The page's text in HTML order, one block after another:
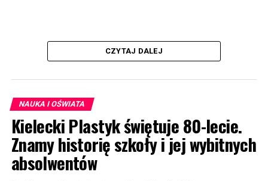
CZYTAJ DALEJ
NAUKA I OŚWIATA
Kielecki Plastyk świętuje 80-lecie.
Znamy historię szkoły i jej wybitnych
absolwentów